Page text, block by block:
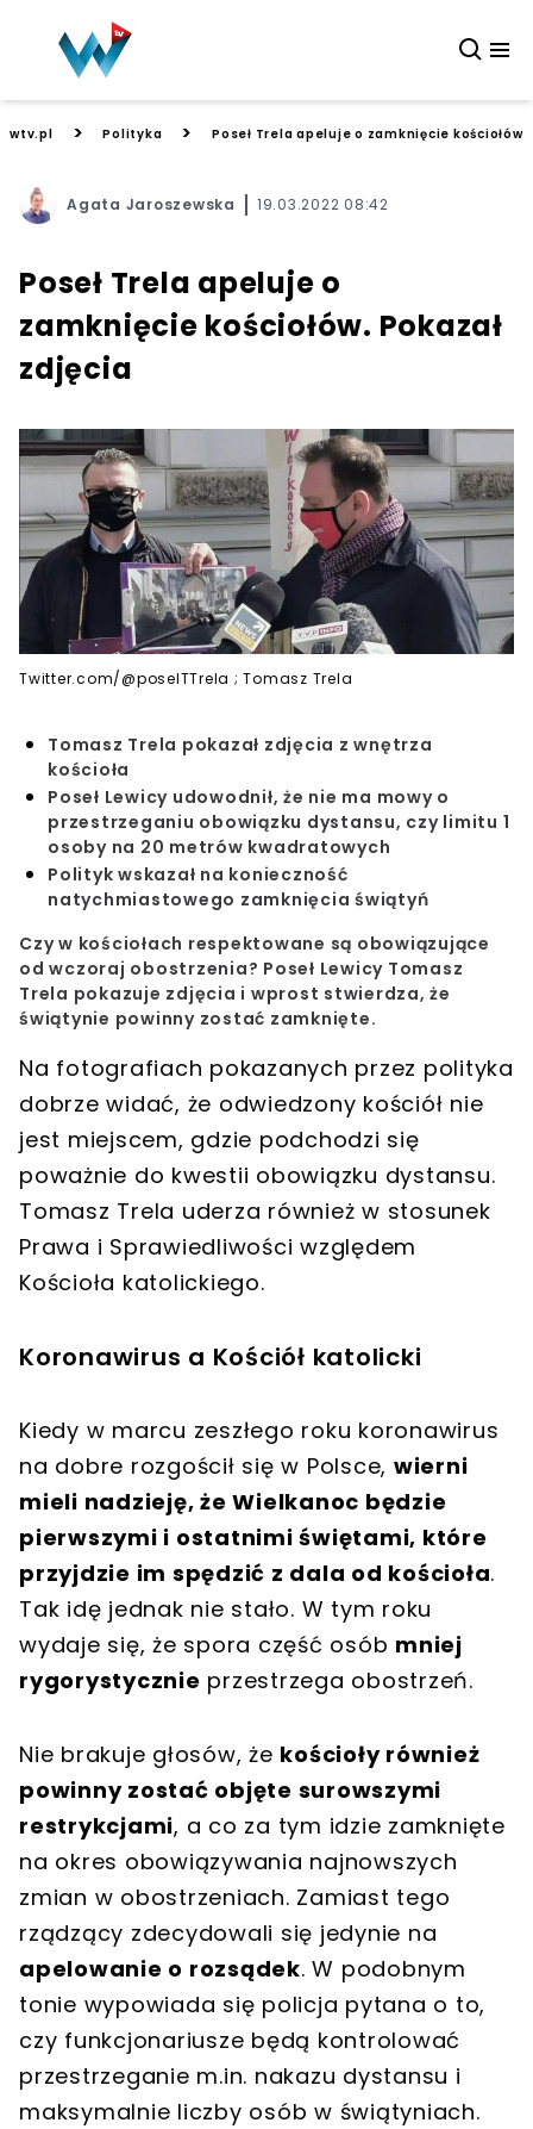
wtv.pl > Polityka > Poseł Trela apeluje o zamknięcie kościołów.
Agata Jaroszewska 19.03.2022 08:42
Poseł Trela apeluje o
zamknięcie kościołów. Pokazał
zdjęcia
Twitter.com/@poselTTrela ; Tomasz Trela
Tomasz Trela pokazał zdjęcia z wnętrza
kościoła
Poseł Lewicy udowodnił, że nie ma mowy o
przestrzeganiu obowiązku dystansu, czy limitu 1
osoby na 20 metrów kwadratowych
Polityk wskazał na konieczność
natychmiastowego zamknięcia świątyń
Czy w kościołach respektowane są obowiązujące
od wczoraj obostrzenia? Poseł Lewicy Tomasz
Trela pokazuje zdjęcia i wprost stwierdza, że
świątynie powinny zostać zamknięte.
Na fotografiach pokazanych przez polityka
dobrze widać, że odwiedzony kościół nie
jest miejscem, gdzie podchodzi się
poważnie do kwestii obowiązku dystansu.
Tomasz Trela uderza również w stosunek
Prawa i Sprawiedliwości względem
Kościoła katolickiego.
Koronawirus a Kościół katolicki
Kiedy w marcu zeszłego roku koronawirus
na dobre rozgościł się w Polsce, wierni
mieli nadzieję, że Wielkanoc będzie
pierwszymi i ostatnimi świętami, które
przyjdzie im spędzić z dala od kościoła.
Tak idę jednak nie stało. W tym roku
wydaje się, że spora część osób mniej
rygorystycznie przestrzega obostrzeń.
Nie brakuje głosów, że kościoły również
powinny zostać objęte surowszymi
restrykcjami, a co za tym idzie zamknięte
na okres obowiązywania najnowszych
zmian w obostrzeniach. Zamiast tego
rządzący zdecydowali się jedynie na
apelowanie o rozsądek. W podobnym
tonie wypowiada się policja pytana o to,
czy funkcjonariusze będą kontrolować
przestrzeganie m.in. nakazu dystansu i
maksymalnie liczby osób w świątyniach.